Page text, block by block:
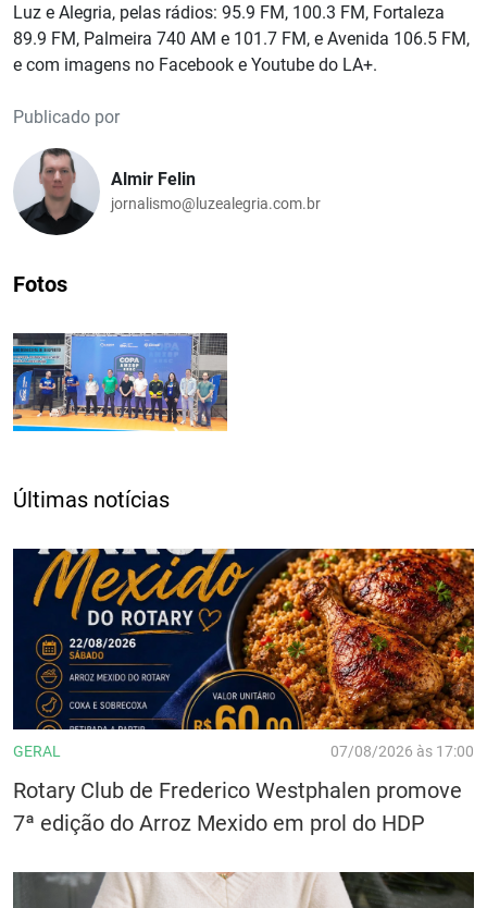
Luz e Alegria, pelas rádios: 95.9 FM, 100.3 FM, Fortaleza
89.9 FM, Palmeira 740 AM e 101.7 FM, e Avenida 106.5 FM,
e com imagens no Facebook e Youtube do LA+.
Publicado por
Almir Felin
jornalismo@luzealegria.com.br
Fotos
Últimas notícias
GERAL 07/08/2026 às 17:00
Rotary Club de Frederico Westphalen promove
7ª edição do Arroz Mexido em prol do HDP